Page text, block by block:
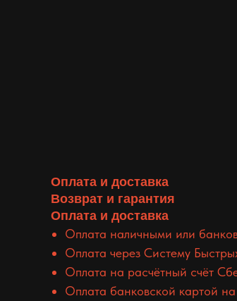
Оплата и доставка
Возврат и гарантия
Оплата и доставка
Оплата наличными или
Оплата через Систему
Оплата на расчётный счёт
Оплата банковской картой на